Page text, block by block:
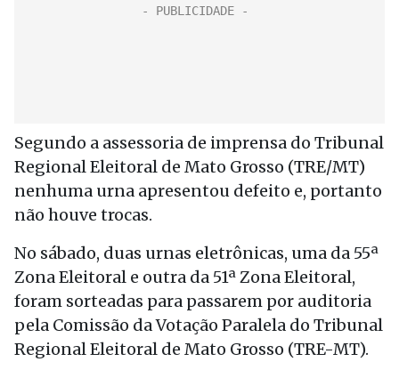
Segundo a assessoria de imprensa do Tribunal
Regional Eleitoral de Mato Grosso (TRE/MT)
nenhuma urna apresentou defeito e, portanto
não houve trocas.
No sábado, duas urnas eletrônicas, uma da 55ª
Zona Eleitoral e outra da 51ª Zona Eleitoral,
foram sorteadas para passarem por auditoria
pela Comissão da Votação Paralela do Tribunal
Regional Eleitoral de Mato Grosso (TRE-MT).